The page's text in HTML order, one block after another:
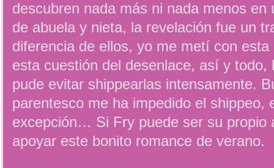
descubren nada más ni nada menos en
de abuela y nieta, la revelación fue un
diferencia de ellos, yo me metí con
esta cuestión del desenlace, así y todo,
pude evitar shippearlas intensamente.
parentesco me ha impedido el shippeo,
excepción… Si Fry puede ser su propio
apoyar este bonito romance de verano.